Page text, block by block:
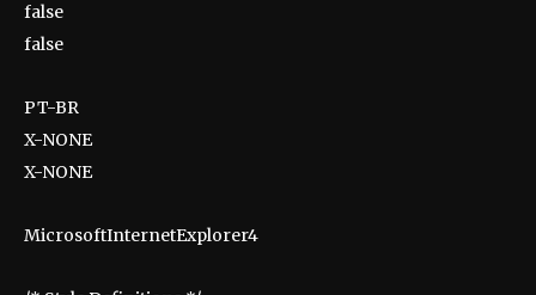
false
false
PT-BR
X-NONE
X-NONE
MicrosoftInternetExplorer4